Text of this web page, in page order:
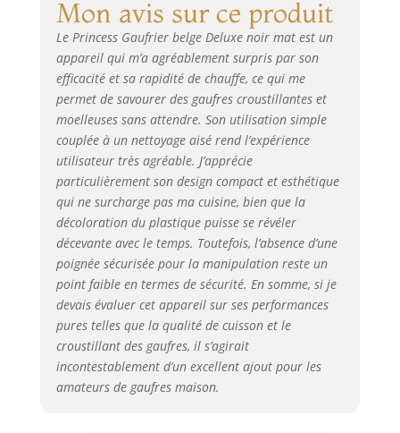
revêtement anti-
adhésif, sont très
faciles à nettoyer
avec un chiffon
humide. utilisez-le
sans risque : il
nouvelles normes
de sécurité
européennes, est
équipé de pieds
anti-dérapants et
d'un voyant vous
indiquant qu'il est
en marche. de
plus, ses poignées
"cool touch" ne
chauffent pas.
Composants
inclus: Gaufrier
belge Princess
Mon avis sur ce produit
Le Princess Gaufrier belge Deluxe noir mat est un
appareil qui m’a agréablement surpris par son
efficacité et sa rapidité de chauffe, ce qui me
permet de savourer des gaufres croustillantes et
moelleuses sans attendre. Son utilisation simple
couplée à un nettoyage aisé rend l’expérience
utilisateur très agréable. J’apprécie
particulièrement son design compact et esthétique
qui ne surcharge pas ma cuisine, bien que la
décoloration du plastique puisse se révéler
décevante avec le temps. Toutefois, l’absence d’une
poignée sécurisée pour la manipulation reste un
point faible en termes de sécurité. En somme, si je
devais évaluer cet appareil sur ses performances
pures telles que la qualité de cuisson et le
croustillant des gaufres, il s’agirait
incontestablement d’un excellent ajout pour les
amateurs de gaufres maison.